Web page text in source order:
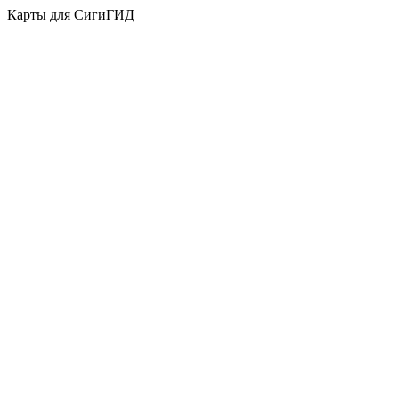
Карты для СигиГИД